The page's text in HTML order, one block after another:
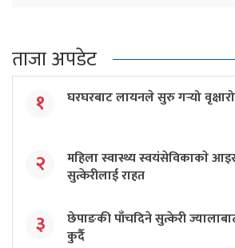
ताजा अपडेट
१ घरघरबाट लायनले सुरु गर्‍यो
२
महिला स्वास्थ्य स्वयंसेविकाकाे
सुत्केरीलाई राहत
३
छेपाङकी पाँचदिने सुत्केरी
कुर्दै